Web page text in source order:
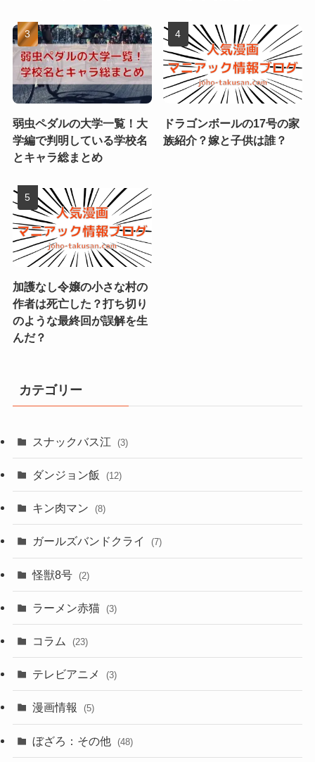
弱虫ペダルの大学一覧！大
学編で判明している学校名
とキャラ総まとめ
ドラゴンボールの17号の家
族紹介？嫁と子供は誰？
加護なし令嬢の小さな村の
作者は死亡した？打ち切り
のような最終回が誤解を生
んだ？
カテゴリー
スナックバス江 (3)
ダンジョン飯 (12)
キン肉マン (8)
ガールズバンドクライ (7)
怪獣8号 (2)
ラーメン赤猫 (3)
コラム (23)
テレビアニメ (3)
漫画情報 (5)
ぼざろ：その他 (48)